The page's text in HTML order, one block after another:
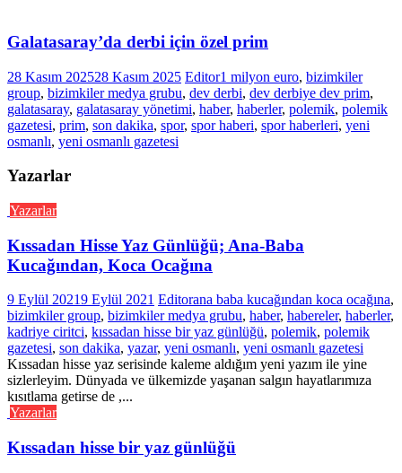
Galatasaray’da derbi için özel prim
28 Kasım 202528 Kasım 2025 Editor1 milyon euro, bizimkiler
group, bizimkiler medya grubu, dev derbi, dev derbiye dev prim,
galatasaray, galatasaray yönetimi, haber, haberler, polemik, polemik
gazetesi, prim, son dakika, spor, spor haberi, spor haberleri, yeni
osmanlı, yeni osmanlı gazetesi
Yazarlar
Yazarlar
Kıssadan Hisse Yaz Günlüğü; Ana-Baba
Kucağından, Koca Ocağına
9 Eylül 20219 Eylül 2021 Editorana baba kucağından koca ocağına,
bizimkiler group, bizimkiler medya grubu, haber, habereler, haberler,
kadriye ciritci, kıssadan hisse bir yaz günlüğü, polemik, polemik
gazetesi, son dakika, yazar, yeni osmanlı, yeni osmanlı gazetesi
Kıssadan hisse yaz serisinde kaleme aldığım yeni yazım ile yine
sizlerleyim. Dünyada ve ülkemizde yaşanan salgın hayatlarımıza
kısıtlama getirse de ,...
Yazarlar
Kıssadan hisse bir yaz günlüğü